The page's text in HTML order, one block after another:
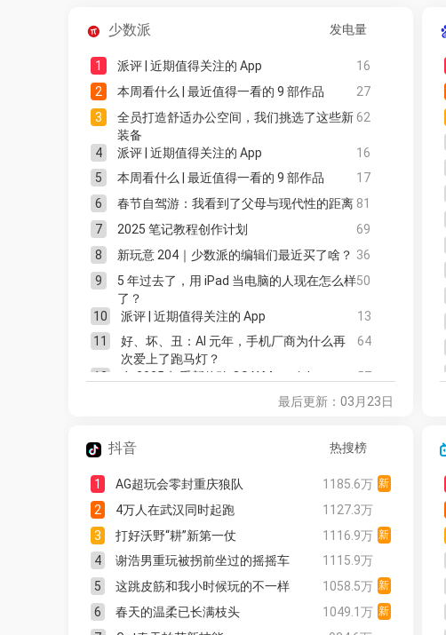
少数派 发电量
1 派评 | 近期值得关注的 App
16
2
本周看什么 | 最近值得一看的 9 部作品
27
3
全员打造舒适办公空间，我们挑选了这些新
装备
62
4 派评 | 近期值得关注的 App
16
5
本周看什么 | 最近值得一看的 9 部作品
17
6
春节自驾游：我看到了父母与现代性的距离 81
7
2025 笔记教程创作计划
69
8
新玩意 204｜少数派的编辑们最近买了啥？ 36
9
5 年过去了，用 iPad 当电脑的人现在怎么样
了？
50
10 派评 | 近期值得关注的 App
13
11
好、坏、丑：AI 元年，手机厂商为什么再
次爱上了跑马灯？
64
12 在 2025 年重新体验 OS X Mavericks
57
新玩意 · 特别篇 | 开工大半个月，这些是我
46
为了能更好地看电视，我把树莓派改造成
了电视盒子
15
iPhone 16e 首发体验
16
发售前的最终打磨，请看这份 GAMEBABY
内测报告
35
17 派评 | 近期值得关注的 App
19
18
Obsidian 商用免费，我是如何用它搭建团
队知识库的？
66
19 本周看什么 | 最近值得一看的 9 部作品
21
20
新玩意 203｜少数派的编辑们最近买了啥？29
最后更新：03月23日
抖音 热搜榜
1 AG超玩会零封重庆狼队 1185.6万 新
2 4万人在武汉同时起跑
1127.3万
3
打好沃野“耕”新第一仗 1116.9万 新
4 谢浩男重玩被拐前坐过的摇摇车
1115.9万
5
这跳皮筋和我小时候玩的不一样 1058.5万 新
6 春天的温柔已长满枝头 1049.1万 新